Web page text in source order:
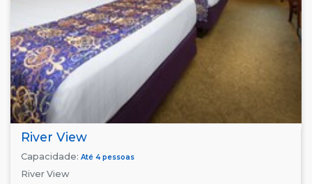
River View
Capacidade: Até 4 pessoas
River View